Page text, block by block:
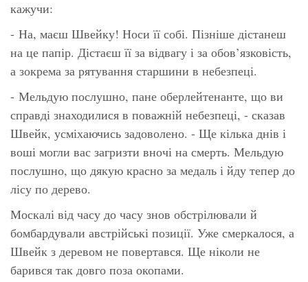
кажучи:
- На, маєш Швейку! Носи її собі. Пізніше дістанеш
на це папір. Дістаєш її за відвагу і за обов’язковість,
а зокрема за рятування старшини в небезпеці.
- Мельдую послушно, пане оберлейтенанте, що ви
справді знаходилися в поважній небезпеці, - сказав
Швейк, усміхаючись задоволено. - Ще кілька днів і
воші могли вас загризти вночі на смерть. Мельдую
послушно, що дякую красно за медаль і йду тепер до
лісу по дерево.
Москалі від часу до часу знов обстрілювали й
бомбардували австрійські позиції. Уже смеркалося, а
Швейк з деревом не повертався. Ще ніколи не
барився так довго поза окопами.